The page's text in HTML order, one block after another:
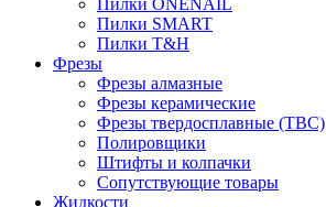
Пилки ONENAIL
Пилки SMART
Пилки T&H
Фрезы
Фрезы алмазные
Фрезы керамические
Фрезы твердосплавные (ТВС)
Полировщики
Штифты и колпачки
Сопутствующие товары
Жидкости